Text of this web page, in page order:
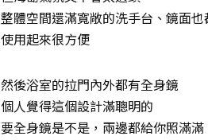
整體空間還滿寬敞的洗手台、鏡面
使用起來很方便
然後浴室的拉門內外都有全身鏡
個人覺得這個設計滿聰明的
要全身鏡是不是，兩邊都給你照滿滿